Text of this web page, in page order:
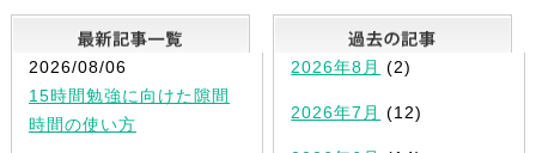
最新記事一覧
2026/08/06
15時間勉強に向けた隙間
時間の使い方
2026年8月 (2)
2026年7月 (12)